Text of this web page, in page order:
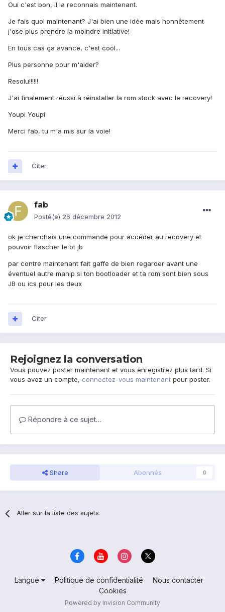
Oui c'est bon, il la reconnais maintenant.
Je fais quoi maintenant? J'ai bien une idée mais honnêtement
j'ose plus prendre la moindre initiative!
En tous cas ça avance, c'est cool...
Plus personne pour m'aider?
Resolu!!!!!!
J'ai finalement réussi à réinstaller la rom stock avec le recovery!
Youpi Youpi
Merci fab, tu m'a mis sur la voie!
Citer
fab
Posté(e) 26 décembre 2012
ok je cherchais une commande pour accéder au recovery et
pouvoir flascher le bt jb
par contre maintenant fait gaffe de bien regarder avant une
éventuel autre manip si ton bootloader et ta rom sont bien sous
JB ou ics pour les deux
Citer
Rejoignez la conversation
Vous pouvez poster maintenant et vous enregistrez plus tard. Si
vous avez un compte, connectez-vous maintenant pour poster.
Répondre à ce sujet…
Share Abonnés 0
Aller sur la liste des sujets
Langue Politique de confidentialité
Nous contacter
Cookies
Powered by Invision Community